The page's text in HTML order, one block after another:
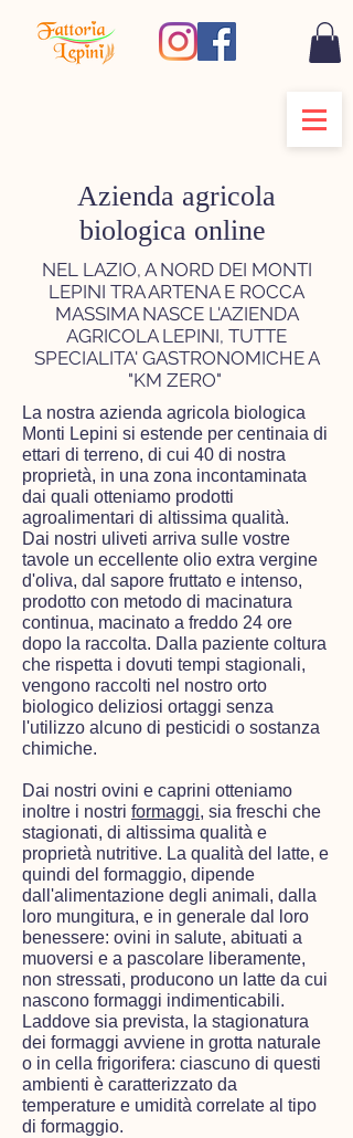
Azienda agricola
biologica online
NEL LAZIO, A NORD DEI MONTI
LEPINI TRA ARTENA E ROCCA
MASSIMA NASCE L'AZIENDA
AGRICOLA LEPINI, TUTTE
SPECIALITA' GASTRONOMICHE A
"KM ZERO"
La nostra azienda agricola biologica
Monti Lepini si estende per centinaia di
ettari di terreno, di cui 40 di nostra
proprietà, in una zona incontaminata
dai quali otteniamo prodotti
agroalimentari di altissima qualità.
Dai nostri uliveti arriva sulle vostre
tavole un eccellente olio extra vergine
d'oliva, dal sapore fruttato e intenso,
prodotto con metodo di macinatura
continua, macinato a freddo 24 ore
dopo la raccolta. Dalla paziente coltura
che rispetta i dovuti tempi stagionali,
vengono raccolti nel nostro orto
biologico deliziosi ortaggi senza
l'utilizzo alcuno di pesticidi o sostanza
chimiche.
Dai nostri ovini e caprini otteniamo
inoltre i nostri formaggi, sia freschi che
stagionati, di altissima qualità e
proprietà nutritive. La qualità del latte, e
quindi del formaggio, dipende
dall'alimentazione degli animali, dalla
loro mungitura, e in generale dal loro
benessere: ovini in salute, abituati a
muoversi e a pascolare liberamente,
non stressati, producono un latte da cui
nascono formaggi indimenticabili.
Laddove sia prevista, la stagionatura
dei formaggi avviene in grotta naturale
o in cella frigorifera: ciascuno di questi
ambienti è caratterizzato da
temperature e umidità correlate al tipo
di formaggio.